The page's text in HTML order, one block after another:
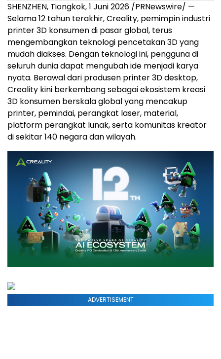
SHENZHEN, Tiongkok, 1 Juni 2026 /PRNewswire/ —
Selama 12 tahun terakhir, Creality, pemimpin industri
printer 3D konsumen di pasar global, terus
mengembangkan teknologi pencetakan 3D yang
mudah diakses. Dengan teknologi ini, pengguna di
seluruh dunia dapat mengubah ide menjadi karya
nyata. Berawal dari produsen printer 3D desktop,
Creality kini berkembang sebagai ekosistem kreasi
3D konsumen berskala global yang mencakup
printer, pemindai, perangkat laser, material,
platform perangkat lunak, serta komunitas kreator
di sekitar 140 negara dan wilayah.
ADVERTISEMENT